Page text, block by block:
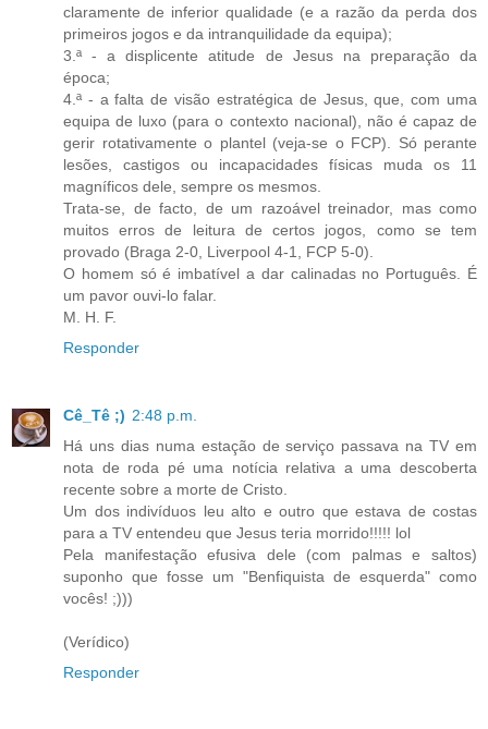
claramente de inferior qualidade (e a razão da perda dos
primeiros jogos e da intranquilidade da equipa);
3.ª - a displicente atitude de Jesus na preparação da
época;
4.ª - a falta de visão estratégica de Jesus, que, com uma
equipa de luxo (para o contexto nacional), não é capaz de
gerir rotativamente o plantel (veja-se o FCP). Só perante
lesões, castigos ou incapacidades físicas muda os 11
magníficos dele, sempre os mesmos.
Trata-se, de facto, de um razoável treinador, mas como
muitos erros de leitura de certos jogos, como se tem
provado (Braga 2-0, Liverpool 4-1, FCP 5-0).
O homem só é imbatível a dar calinadas no Português. É
um pavor ouvi-lo falar.
M. H. F.
Responder
Cê_Tê ;) 2:48 p.m.
Há uns dias numa estação de serviço passava na TV em
nota de roda pé uma notícia relativa a uma descoberta
recente sobre a morte de Cristo.
Um dos indivíduos leu alto e outro que estava de costas
para a TV entendeu que Jesus teria morrido!!!!! lol
Pela manifestação efusiva dele (com palmas e saltos)
suponho que fosse um "Benfiquista de esquerda" como
vocês! ;)))
(Verídico)
Responder